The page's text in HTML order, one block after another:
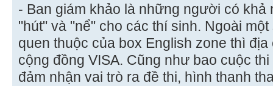
- Ban giám khảo là những người có khả
"hút" và "nể" cho các thí sinh. Ngoài
quen thuộc của box English zone thì
cộng đồng VISA. Cũng như bao cuộc
đảm nhận vai trò ra đề thi, hình thanh